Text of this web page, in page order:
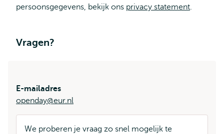
persoonsgegevens, bekijk ons privacy statement.
Vragen?
E-mailadres
openday@eur.nl
We proberen je vraag zo snel mogelijk te